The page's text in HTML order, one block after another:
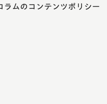
ラムのコンテンツポリシー